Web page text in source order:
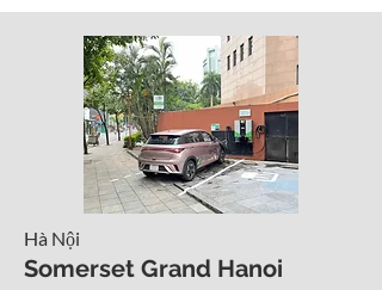
Hà Nội
Somerset Grand Hanoi